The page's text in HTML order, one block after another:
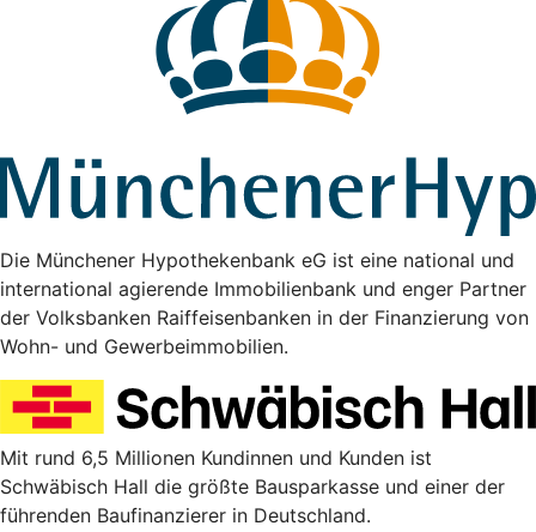
Die Münchener Hypothekenbank eG ist eine national und
international agierende Immobilienbank und enger Partner
der Volksbanken Raiffeisenbanken in der Finanzierung von
Wohn- und Gewerbeimmobilien.
Mit rund 6,5 Millionen Kundinnen und Kunden ist
Schwäbisch Hall die größte Bausparkasse und einer der
führenden Baufinanzierer in Deutschland.